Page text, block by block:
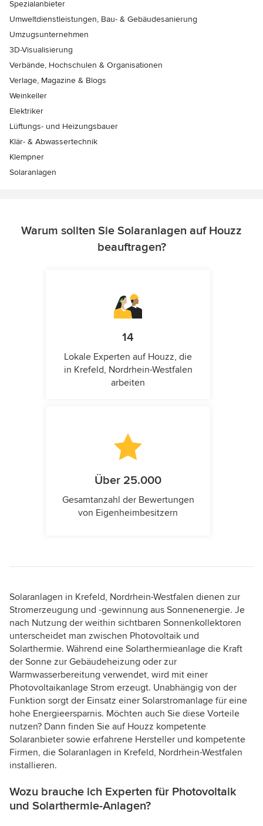
Spezialanbieter
Umweltdienstleistungen, Bau- & Gebäudesanierung
Umzugsunternehmen
3D-Visualisierung
Verbände, Hochschulen & Organisationen
Verlage, Magazine & Blogs
Weinkeller
Elektriker
Lüftungs- und Heizungsbauer
Klär- & Abwassertechnik
Klempner
Solaranlagen
Warum sollten Sie Solaranlagen auf Houzz
beauftragen?
14
Lokale Experten auf Houzz, die
in Krefeld, Nordrhein-Westfalen
arbeiten
Über 25.000
Gesamtanzahl der Bewertungen
von Eigenheimbesitzern
Solaranlagen in Krefeld, Nordrhein-Westfalen dienen zur
Stromerzeugung und -gewinnung aus Sonnenenergie. Je
nach Nutzung der weithin sichtbaren Sonnenkollektoren
unterscheidet man zwischen Photovoltaik und
Solarthermie. Während eine Solarthermieanlage die Kraft
der Sonne zur Gebäudeheizung oder zur
Warmwasserbereitung verwendet, wird mit einer
Photovoltaikanlage Strom erzeugt. Unabhängig von der
Funktion sorgt der Einsatz einer Solarstromanlage für eine
hohe Energieersparnis. Möchten auch Sie diese Vorteile
nutzen? Dann finden Sie auf Houzz kompetente
Solaranbieter sowie erfahrene Hersteller und kompetente
Firmen, die Solaranlagen in Krefeld, Nordrhein-Westfalen
installieren.
Wozu brauche ich Experten für Photovoltaik
und Solarthermie-Anlagen?